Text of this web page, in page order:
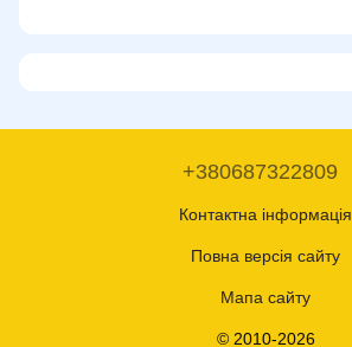
+380687322809
Контактна інформація
Повна версія сайту
Мапа сайту
© 2010-2026